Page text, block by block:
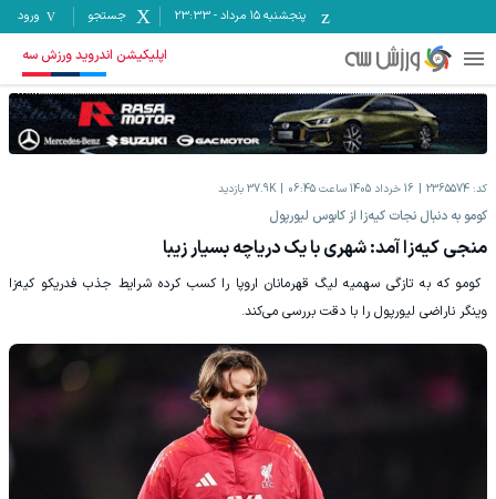
پنجشنبه ۱۵ مرداد -
23:33 جستجو ورود
اپلیکیشن اندروید ورزش سه
کد: 2365574 16 خرداد 1405 ساعت 06:45 37.9K بازدید
‫کومو به دنبال نجات کیه‌زا از کابوس لیورپول
منجی کیه‌زا آمد: شهری با یک دریاچه بسیار زیبا
‫ کومو که به تازگی سهمیه لیگ قهرمانان اروپا را کسب کرده شرایط جذب فدریکو کیه‌زا
وینگر ناراضی لیورپول را با دقت بررسی می‌کند.